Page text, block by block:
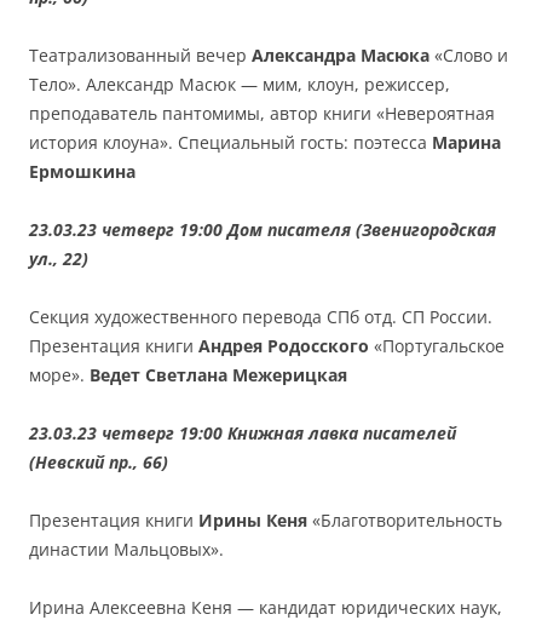
Театрализованный вечер Александра Масюка «Слово и
Тело». Александр Масюк — мим, клоун, режиссер,
преподаватель пантомимы, автор книги «Невероятная
история клоуна». Специальный гость: поэтесса Марина
Ермошкина
23.03.23 четверг 19:00 Дом писателя (Звенигородская
ул., 22)
Секция художественного перевода СПб отд. СП России.
Презентация книги Андрея Родосского «Португальское
море». Ведет Светлана Межерицкая
23.03.23 четверг 19:00 Книжная лавка писателей
(Невский пр., 66)
Презентация книги Ирины Кеня «Благотворительность
династии Мальцовых».
Ирина Алексеевна Кеня — кандидат юридических наук,